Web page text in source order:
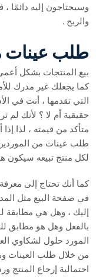
وسيحتاجون إليه دائمًا
والربح .
طلب عينات
بيع المنتجات بشكل
كما يجعلك غير مدرك
التي تقدمها ، أنت
حقيقية أم لا ؟ لأنك لم
طلب عينات من
لكل منتج تبيعه سيكون
كما أنك تحتاج إلى
في صفحة البيع مثل
إليك ، وهل هي مطابقة
بالفعل وهل هو مطابق
المورد حلول لشكاوي
من خلال طلب العينات
احتمالية إرجاع المنتج